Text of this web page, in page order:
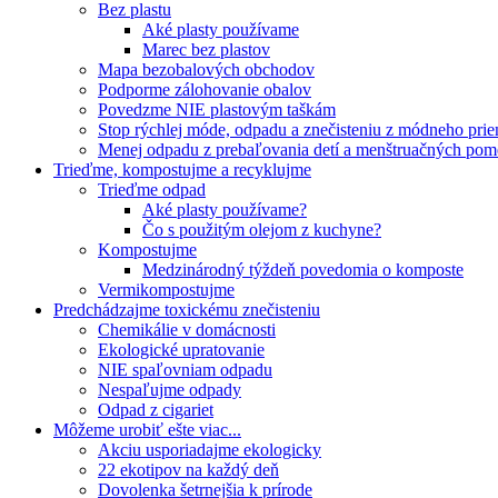
Bez plastu
Aké plasty používame
Marec bez plastov
Mapa bezobalových obchodov
Podporme zálohovanie obalov
Povedzme NIE plastovým taškám
Stop rýchlej móde, odpadu a znečisteniu z módneho
Menej odpadu z prebaľovania detí a menštruačných
Trieďme, kompostujme a recyklujme
Trieďme odpad
Aké plasty používame?
Čo s použitým olejom z kuchyne?
Kompostujme
Medzinárodný týždeň povedomia o komposte
Vermikompostujme
Predchádzajme toxickému znečisteniu
Chemikálie v domácnosti
Ekologické upratovanie
NIE spaľovniam odpadu
Nespaľujme odpady
Odpad z cigariet
Môžeme urobiť ešte viac...
Akciu usporiadajme ekologicky
22 ekotipov na každý deň
Dovolenka šetrnejšia k prírode